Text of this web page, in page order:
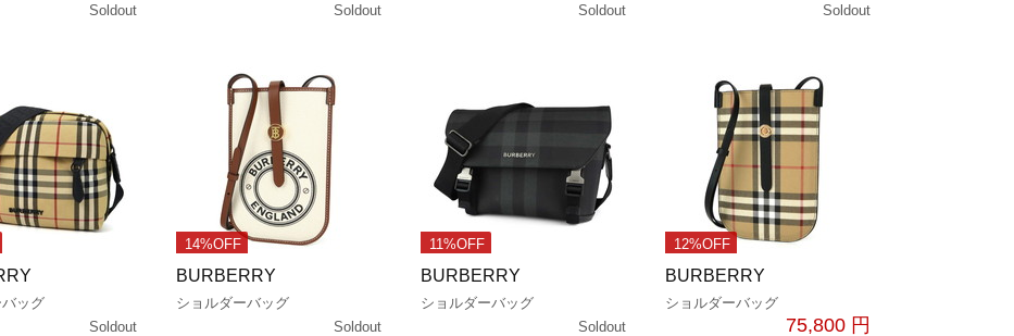
Soldout
Soldout
Soldout
Soldout
ッグ
Soldout
14%OFF
BURBERRY
ショルダーバッグ
Soldout
11%OFF
BURBERRY
ショルダーバッグ
Soldout
12%OFF
BURBERRY
ショルダーバッグ
75,800 円